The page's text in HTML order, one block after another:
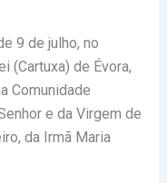
9 de julho, no
(Cartuxa) de Évora,
Comunidade
e da Virgem de
da Irmã Maria